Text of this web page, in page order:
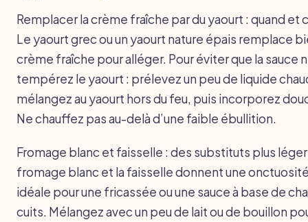
Remplacer la crème fraîche par du yaourt : quand et
Le yaourt grec ou un yaourt nature épais remplace
crème fraîche pour alléger. Pour éviter que la sauce
tempérez le yaourt : prélevez un peu de liquide
mélangez au yaourt hors du feu, puis incorporez
Ne chauffez pas au-delà d’une faible ébullition.
Fromage blanc et faisselle : des substituts plus
fromage blanc et la faisselle donnent une
idéale pour une fricassée ou une sauce à base de
cuits. Mélangez avec un peu de lait ou de bouillon